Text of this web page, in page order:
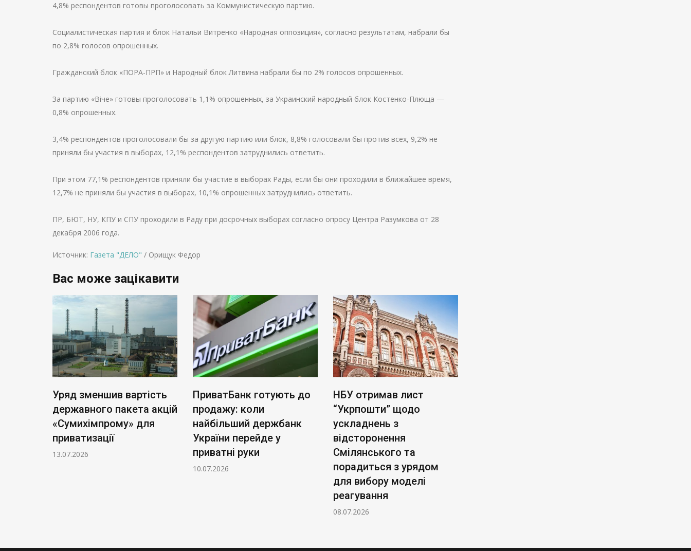
4,8% респондентов готовы проголосовать за Коммунистическую партию.
Социалистическая партия и блок Натальи Витренко «Народная оппозиция», согласно результатам, набрали бы
по 2,8% голосов опрошенных.
Гражданский блок «ПОРА-ПРП» и Народный блок Литвина набрали бы по 2% голосов опрошенных.
За партию «Віче» готовы проголосовать 1,1% опрошенных, за Украинский народный блок Костенко-Плюща —
0,8% опрошенных.
3,4% респондентов проголосовали бы за другую партию или блок, 8,8% голосовали бы против всех, 9,2% не
приняли бы участия в выборах, 12,1% респондентов затруднились ответить.
При этом 77,1% респондентов приняли бы участие в выборах Рады, если бы они проходили в ближайшее время,
12,7% не приняли бы участия в выборах, 10,1% опрошенных затруднились ответить.
ПР, БЮТ, НУ, КПУ и СПУ проходили в Раду при досрочных выборах согласно опросу Центра Разумкова от 28
декабря 2006 года.
Источник: Газета "ДЕЛО" / Орищук Федор
Вас може зацікавити
Уряд зменшив вартість
державного пакета акцій
«Сумихімпрому» для
приватизації
13.07.2026
ПриватБанк готують до
продажу: коли
найбільший держбанк
України перейде у
приватні руки
10.07.2026
НБУ отримав лист
“Укрпошти” щодо
ускладнень з
відсторонення
Смілянського та
порадиться з урядом
для вибору моделі
реагування
08.07.2026